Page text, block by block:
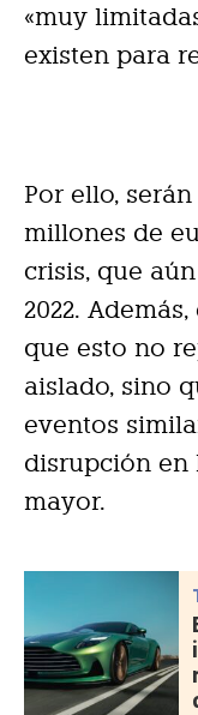
«muy
existen para
Por ello,
millones de
crisis, que
2022.
que esto no
aislado, sino
eventos
disrupción en
mayor.